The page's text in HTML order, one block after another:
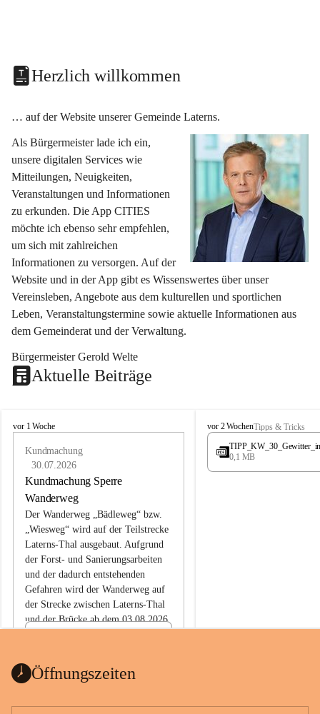
Herzlich willkommen
… auf der Website unserer Gemeinde Laterns.
Als Bürgermeister lade ich ein,
unsere digitalen Services wie
Mitteilungen, Neuigkeiten,
Veranstaltungen und Informationen
zu erkunden. Die App CITIES
möchte ich ebenso sehr empfehlen,
um sich mit zahlreichen
Informationen zu versorgen. Auf der
Website und in der App gibt es Wissenswertes über unser
Vereinsleben, Angebote aus dem kulturellen und sportlichen
Leben, Veranstaltungstermine sowie aktuelle Informationen aus
dem Gemeinderat und der Verwaltung.
Bürgermeister Gerold Welte
Aktuelle Beiträge
L
vor 1 Woche
Kundmachung
30.07.2026
Kundmachung Sperre
Wanderweg
Der Wanderweg „Bädleweg“ bzw.
„Wiesweg“ wird auf der Teilstrecke
Laterns-Thal ausgebaut. Aufgrund
der Forst- und Sanierungsarbeiten
und der dadurch entstehenden
Gefahren wird der Wanderweg auf
der Strecke zwischen Laterns-Thal
und der Brücke ab dem 03.08.2026
ht
1 Seite•0,1 MB
L
a
e
vor 2 WochenTipps & Tricks
0,1 MB
Öffnungszeiten